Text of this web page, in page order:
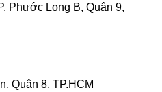
Phước Long B, Quận 9,
Quận 8, TP.HCM